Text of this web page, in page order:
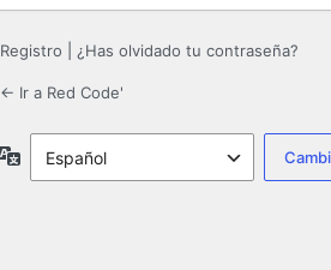
Registro ¿Has olvidado tu contraseña?
← Ir a Red Code'
Idioma